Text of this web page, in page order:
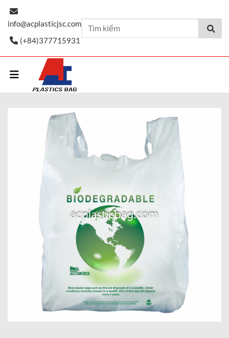
Skip
info@acplasticjsc.com
(+84)377715931